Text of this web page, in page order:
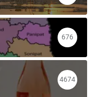
676
4674